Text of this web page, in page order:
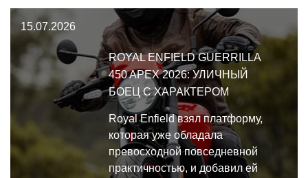
15.07.2026
ROYAL ENFIELD GUERRILLA
450 APEX 2026: УЛИЧНЫЙ
БОЕЦ С ХАРАКТЕРОМ
Royal Enfield взял платформу,
которая уже обладала
превосходной повседневной
практичностью, и добавил ей